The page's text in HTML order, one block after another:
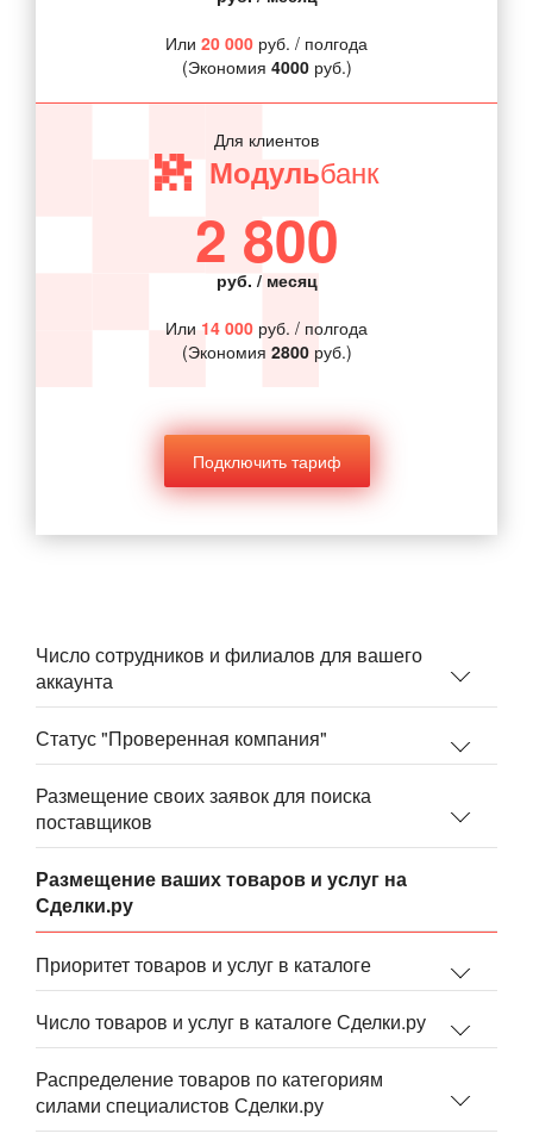
Или 20 000 руб. / полгода
(Экономия 4000 руб.)
Для клиентов
Модульбанк
2 800
руб. / месяц
Или 14 000 руб. / полгода
(Экономия 2800 руб.)
Подключить тариф
Число сотрудников и филиалов для вашего
аккаунта
Статус "Проверенная компания"
Размещение своих заявок для поиска
поставщиков
Размещение ваших товаров и услуг на
Сделки.ру
Приоритет товаров и услуг в каталоге
Число товаров и услуг в каталоге Сделки.ру
Распределение товаров по категориям
силами специалистов Сделки.ру